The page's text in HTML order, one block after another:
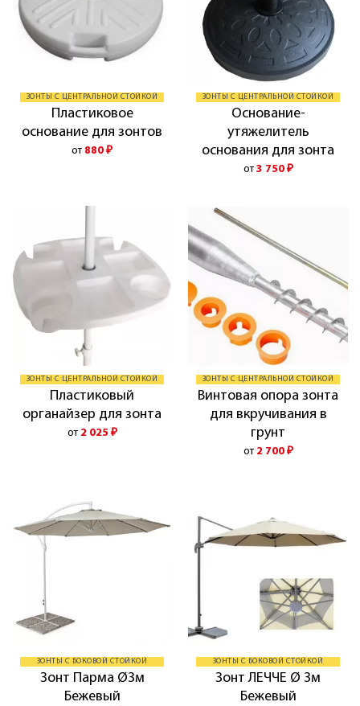
ЗОНТЫ С ЦЕНТРАЛЬНОЙ СТОЙКОЙ
Пластиковое
основание для зонтов
от 880 ₽
ЗОНТЫ С ЦЕНТРАЛЬНОЙ СТОЙКОЙ
Основание-
утяжелитель
основания для зонта
от 3 750 ₽
ЗОНТЫ С ЦЕНТРАЛЬНОЙ СТОЙКОЙ
Пластиковый
органайзер для зонта
от 2 025 ₽
ЗОНТЫ С ЦЕНТРАЛЬНОЙ СТОЙКОЙ
Винтовая опора зонта
для вкручивания в
грунт
от 2 700 ₽
ЗОНТЫ С БОКОВОЙ СТОЙКОЙ
Зонт Парма Ø3м
Бежевый
ЗОНТЫ С БОКОВОЙ СТОЙКОЙ
Зонт ЛЕЧЧЕ Ø 3м
Бежевый